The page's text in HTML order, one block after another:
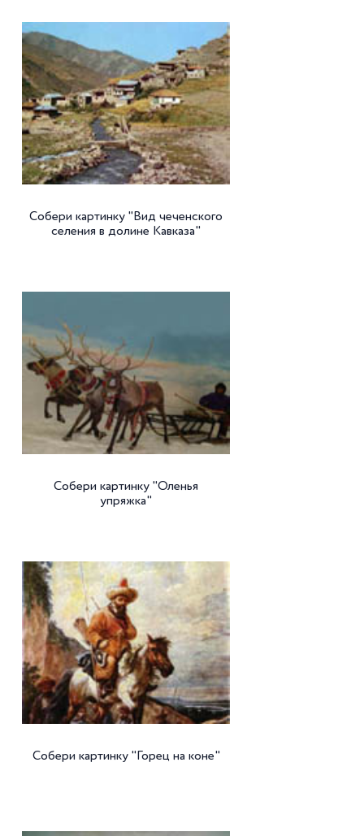
Собери картинку "Вид чеченского
селения в долине Кавказа"
Собери картинку "Оленья
упряжка"
Собери картинку "Горец на коне"